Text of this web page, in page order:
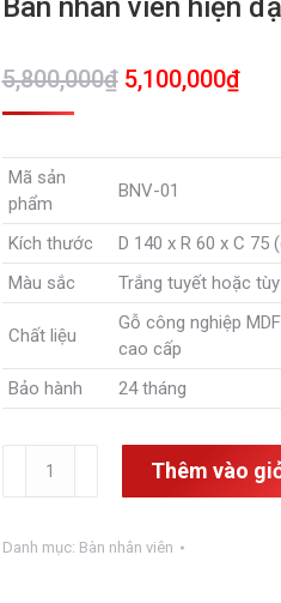
Bàn nhân viên hiện
5,800,000₫ Giá
là:
5,800,000₫.
5,100,000₫Giá
tại
Mã sản
phẩm
BNV-01
Kích thước
D 140 x R 60 x C 75
Màu sắc
Trắng tuyết hoặc
Chất liệu
Gỗ công nghiệp
cao cấp
Bảo hành
24 tháng
hiện
Thêm vào
Danh mục: Bàn nhân viên